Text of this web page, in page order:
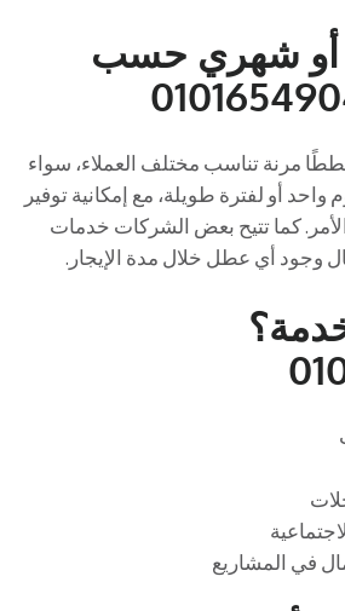
أو شهري حسب
مرنة تناسب مختلف العملاء، سواء
واحد أو لفترة طويلة، مع إمكانية توفير
كما تتيح بعض الشركات خدمات
وجود أي عطل خلال مدة الإيجار.
في المشاريع